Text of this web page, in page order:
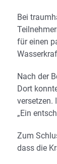
Bei
für einen
Nach der
Dort
versetzen.
„Ein
Zum
dass die